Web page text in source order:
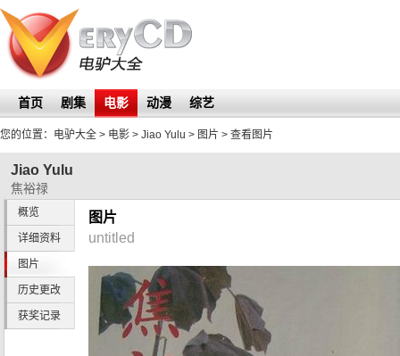
首页 剧集 电影 动漫 综艺
您的位置： 电驴大全 > 电影 > Jiao Yulu > 图片 > 查看图片
Jiao Yulu
焦裕禄
概览
详细资料
图片
历史更改
获奖记录
图片
untitled